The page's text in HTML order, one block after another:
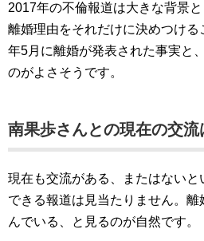
2017年の不倫報道は大きな背景と
離婚理由をそれだけに決めつけ
年5月に離婚が発表された事実と
のがよさそうです。
南果歩さんとの現在の交流
現在も交流がある、またはない
できる報道は見当たりません。
んでいる、と見るのが自然です。